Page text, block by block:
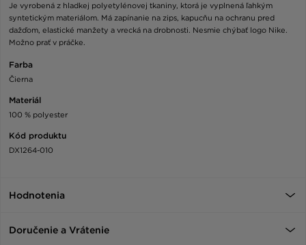
Je vyrobená z hladkej polyetylénovej tkaniny, ktorá je vyplnená ľahkým
syntetickým materiálom. Má zapínanie na zips, kapucňu na ochranu pred
dažďom, elastické manžety a vrecká na drobnosti. Nesmie chýbať logo Nike.
Možno prať v práčke.
Farba
Čierna
Materiál
100 % polyester
Kód produktu
DX1264-010
Hodnotenia
Doručenie a Vrátenie